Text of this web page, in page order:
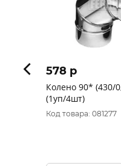
578 p
Колено 90* (430/
(1уп/4шт)
Код товара: 081277